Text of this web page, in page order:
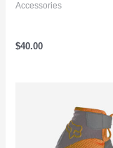
Accessories
$40.00